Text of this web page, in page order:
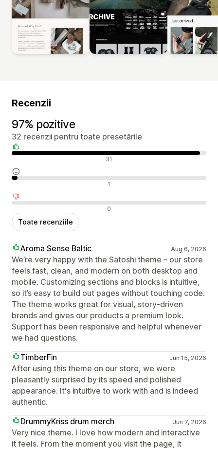
Recenzii
97% pozitive
32 recenzii pentru toate presetările
Recenzii pozitive 31
Recenzii neutre 1
Recenzii negative 0
Toate recenziile
Aroma Sense Baltic Aug 6, 2026
We’re very happy with the Satoshi theme – our store
feels fast, clean, and modern on both desktop and
mobile. Customizing sections and blocks is intuitive,
so it’s easy to build out pages without touching code.
The theme works great for visual, story‑driven
brands and gives our products a premium look.
Support has been responsive and helpful whenever
we had questions.
TimberFin
Jun 15, 2026
After using this theme on our store, we were
pleasantly surprised by its speed and polished
appearance. It's intuitive to work with and is indeed
authentic.
DrummyKriss drum merch
Jun 7, 2026
Very nice theme. I love how modern and interactive
it feels. From the moment you visit the page, it